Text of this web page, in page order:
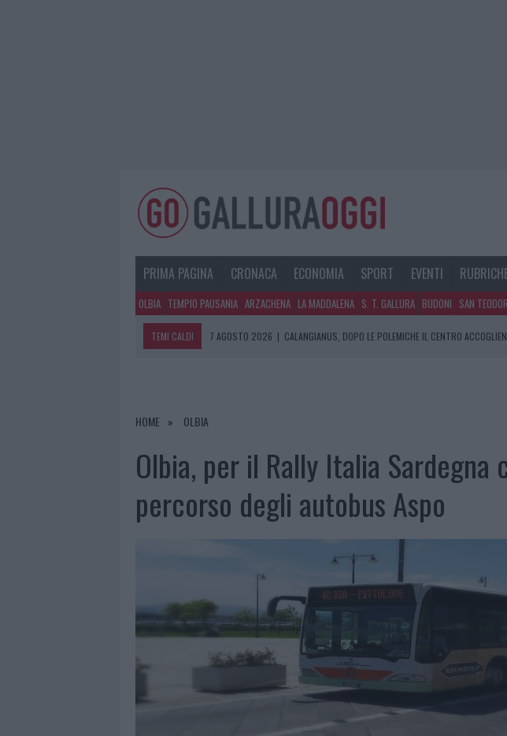
PRIMA PAGINA CRONACA ECONOMIA SPORT EVENTI
OLBIA TEMPIO PAUSANIA ARZACHENA LA MADDALENA S. T. GALLURA BUDONI SAN
TEMI CALDI 7 AGOSTO 2026 | CALANGIANUS, DOPO LE POLEMICHE IL CENTRO
7 AGOSTO 2026
HOME OLBIA
Olbia, per il Rally Italia Sardegna
percorso degli autobus Aspo